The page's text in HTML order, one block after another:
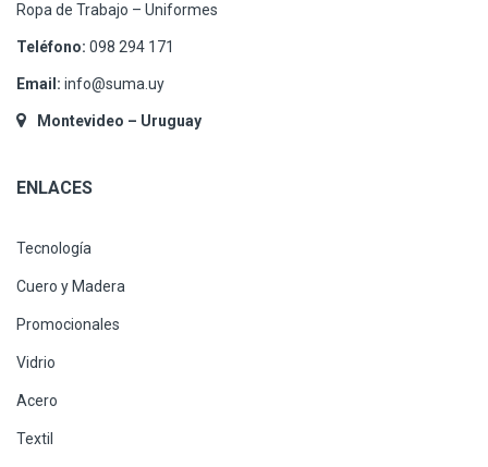
Ropa de Trabajo – Uniformes
Teléfono: 098 294 171
Email: info@suma.uy
Montevideo – Uruguay
ENLACES
Tecnología
Cuero y Madera
Promocionales
Vidrio
Acero
Textil